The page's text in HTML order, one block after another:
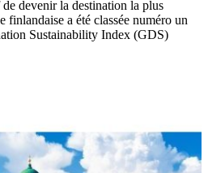
devenir la destination la plus
finlandaise a été classée numéro un
Sustainability Index (GDS)